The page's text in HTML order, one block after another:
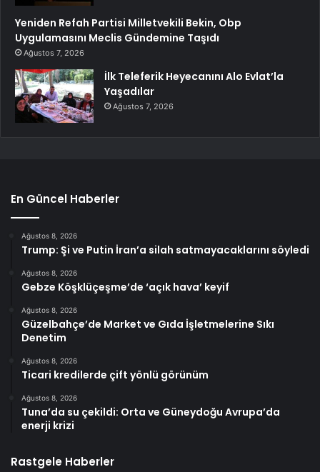
Yeniden Refah Partisi Milletvekili Bekin, Obp
Uygulamasını Meclis Gündemine Taşıdı
Ağustos 7, 2026
İlk Teleferik Heyecanını Alo Evlat’la
Yaşadılar
Ağustos 7, 2026
En Güncel Haberler
Ağustos 8, 2026
Trump: Şi ve Putin İran’a silah satmayacaklarını söyledi
Ağustos 8, 2026
Gebze Köşklüçeşme’de ‘açık hava’ keyif
Ağustos 8, 2026
Güzelbahçe’de Market ve Gıda İşletmelerine Sıkı
Denetim
Ağustos 8, 2026
Ticari kredilerde çift yönlü görünüm
Ağustos 8, 2026
Tuna’da su çekildi: Orta ve Güneydoğu Avrupa’da
enerji krizi
Rastgele Haberler